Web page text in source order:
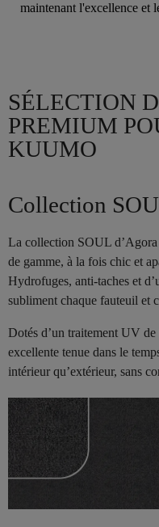
maintenant l'excellence et
SÉLECTION
PREMIUM
KUUMO
Collection
La collection SOUL
de gamme, à la fois chic et
Hydrofuges, anti-taches et
subliment chaque fauteuil et
Dotés d’un traitement UV
excellente tenue dans le
intérieur qu’extérieur, sans